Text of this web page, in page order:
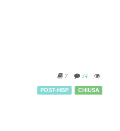
7 34
POST-HBP CHIUSA